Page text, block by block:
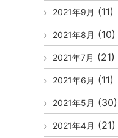
2021年9月 (11)
2021年8月 (10)
2021年7月 (21)
2021年6月 (11)
2021年5月 (30)
2021年4月 (21)